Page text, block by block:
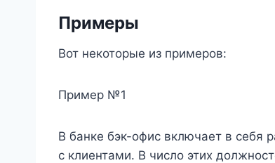
Примеры
Вот некоторые из примеров:
Пример №1
В банке бэк-офис включает в себя
с клиентами. В число этих